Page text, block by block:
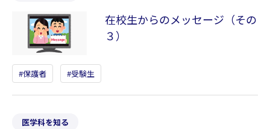
在校生からのメッセージ（その
３）
保護者 受験生
医学科を知る